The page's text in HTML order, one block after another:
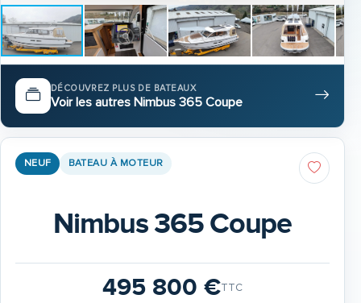
DÉCOUVREZ PLUS DE BATEAUX
Voir les autres Nimbus 365 Coupe
NEUF BATEAU À MOTEUR
Nimbus 365 Coupe
495 800 €TTC